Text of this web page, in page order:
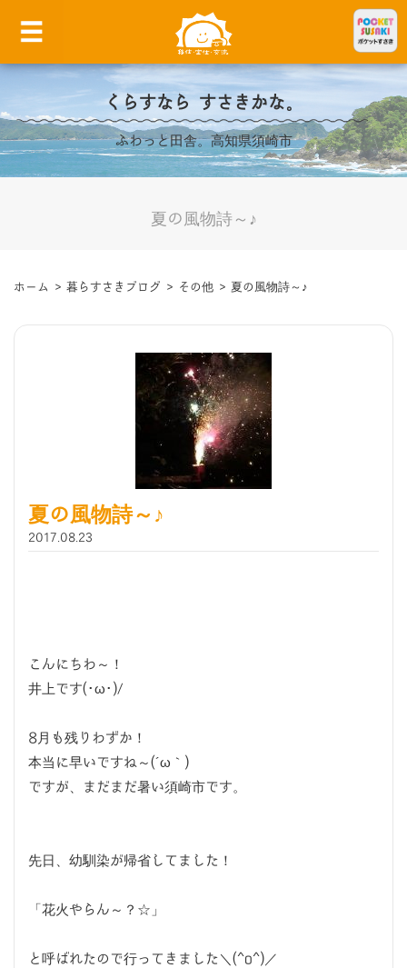
くらすなら すさきかな。
ふわっと田舎。高知県須崎市
夏の風物詩～♪
ホーム > 暮らすさきブログ > その他 > 夏の風物詩～♪
夏の風物詩～♪
2017.08.23
こんにちわ～！
井上です(･ω･)/
8月も残りわずか！
本当に早いですね～(´ω｀)
ですが、まだまだ暑い須崎市です。
先日、幼馴染が帰省してました！
「花火やらん～？☆」
と呼ばれたので行ってきました＼(^o^)／